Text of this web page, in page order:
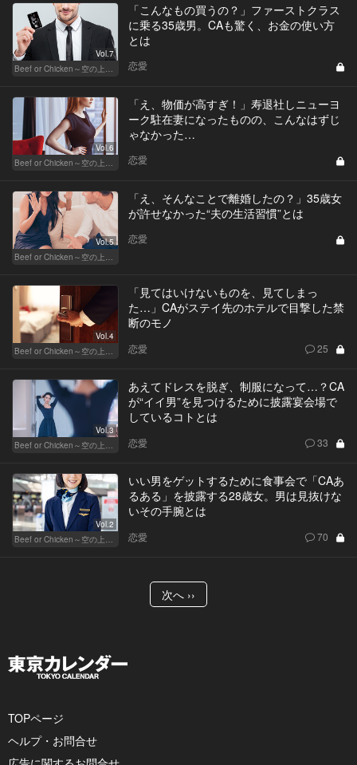
Vol.7
「こんなもの買うの？」ファーストクラス
に乗る35歳男。CAも驚く、お金の使い方
とは
恋愛
Vol.6
「え、物価が高すぎ！」寿退社しニューヨ
ーク駐在妻になったものの、こんなはずじ
ゃなかった…
恋愛
Vol.5
「え、そんなことで離婚したの？」35歳女
が許せなかった“夫の生活習慣”とは
恋愛
Vol.4
「見てはいけないものを、見てしまっ
た…」CAがステイ先のホテルで目撃した禁
断のモノ
恋愛 25
Vol.3
あえてドレスを脱ぎ、制服になって…？CA
が“イイ男”を見つけるために披露宴会場で
しているコトとは
恋愛 33
Vol.2
いい男をゲットするために食事会で「CAあ
るある」を披露する28歳女。男は見抜けな
いその手腕とは
恋愛 70
次へ ››
TOPページ
ヘルプ・お問合せ